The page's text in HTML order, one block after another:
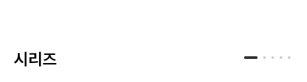
시리즈